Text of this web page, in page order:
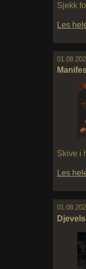
Sjekk
Les
Skive i
Les